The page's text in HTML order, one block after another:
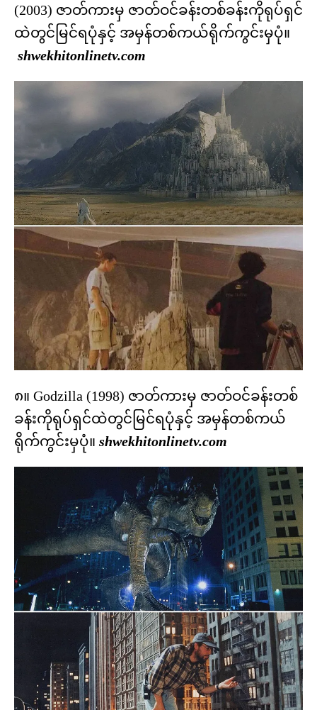
(2003) ဇာတ်ကားမှ ဇာတ်ဝင်ခန်းတစ်ခန်းကိုရုပ်ရှင်
ထဲတွင်မြင်ရပုံနှင့် အမှန်တစ်ကယ်ရိုက်ကွင်းမှပုံ။
shwekhitonlinetv.com
၈။ Godzilla (1998) ဇာတ်ကားမှ ဇာတ်ဝင်ခန်းတစ်
ခန်းကိုရုပ်ရှင်ထဲတွင်မြင်ရပုံနှင့် အမှန်တစ်ကယ်
ရိုက်ကွင်းမှပုံ။ shwekhitonlinetv.com